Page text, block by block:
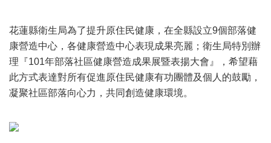
花蓮縣衛生局為了提升原住民健康，在全縣設立9個部落健
康營造中心，各健康營造中心表現成果亮麗；衛生局特別辦
理『101年部落社區健康營造成果展暨表揚大會』，希望藉
此方式表達對所有促進原住民健康有功團體及個人的鼓勵，
凝聚社區部落向心力，共同創造健康環境。